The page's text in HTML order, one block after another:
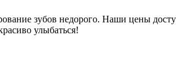
зубов недорого. Наши цены
улыбаться!